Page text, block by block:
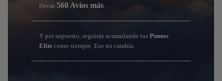
llevas560 Avios más.
Y por supuesto, seguirás acumulando tusPuntos
Elite como siempre. Eso no cambia.